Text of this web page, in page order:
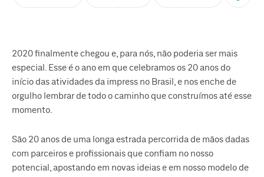
2020 finalmente chegou e, para nós, não poderia ser mais
especial. Esse é o ano em que celebramos os 20 anos do
início das atividades da impress no Brasil, e nos enche de
orgulho lembrar de todo o caminho que construímos até esse
momento.
São 20 anos de uma longa estrada percorrida de mãos dadas
com parceiros e profissionais que confiam no nosso
potencial, apostando em novas ideias e em nosso modelo de